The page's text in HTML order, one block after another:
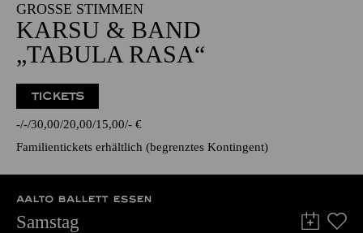
GROSSE STIMMEN
KARSU & BAND
„TABULA RASA“
TICKETS
- - 30,00 20,00 15,00 - €
Familientickets erhältlich (begrenztes Kontingent)
AALTO BALLETT ESSEN
Samstag